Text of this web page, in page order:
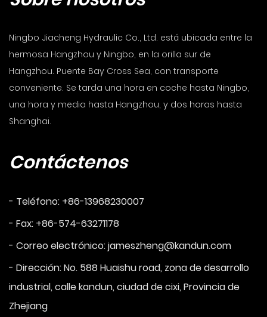
Ningbo Jiacheng Hydraulic Co., Ltd. está ubicada entre la
hermosa Hangzhou y Ningbo, en la orilla sur de
Hangzhou. Puente Bay Cross Sea, con transporte
conveniente. Se tarda una hora en coche hasta Ningbo,
una hora y media hasta Hangzhou, y dos horas hasta
Shanghai.
Contáctenos
- Teléfono: +86-13968230007
- Fax: +86-574-63271178
- Correo electrónico:jameszheng@kandun.com
- Dirección: No. 588 Huaishu road, zona de desarrollo
industrial, calle kandun, ciudad de cixi, Provincia de
Zhejiang